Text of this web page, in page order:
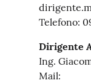
Telefono:
Dirigente
Ing.
Mail: